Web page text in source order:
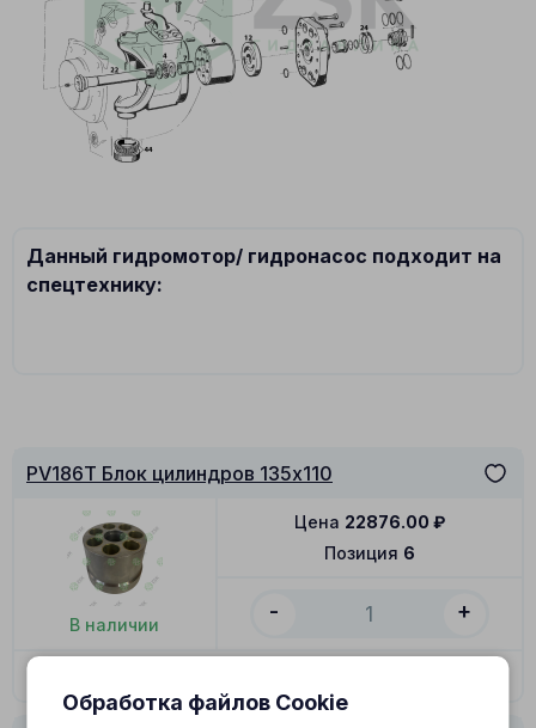
Данный гидромотор/ гидронасос подходит на
спецтехнику:
PV186T Блок цилиндров 135x110
В наличии
Позиция 6
Цена 22876.00 ₽
- +
Обработка файлов Cookie